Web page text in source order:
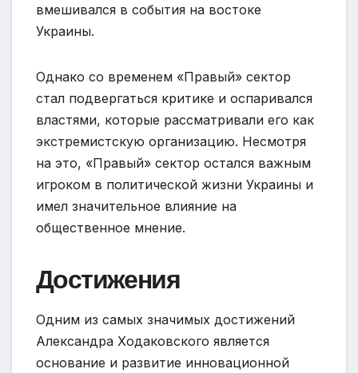
вмешивался в события на востоке
Украины.
Однако со временем «Правый» сектор
стал подвергаться критике и оспаривался
властями, которые рассматривали его как
экстремистскую организацию. Несмотря
на это, «Правый» сектор остался важным
игроком в политической жизни Украины и
имел значительное влияние на
общественное мнение.
Достижения
Одним из самых значимых достижений
Александра Ходаковского является
основание и развитие инновационной